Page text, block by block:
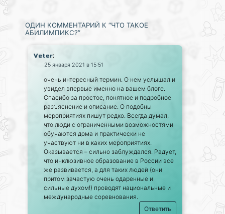
ОДИН КОММЕНТАРИЙ К “ЧТО ТАКОЕ
АБИЛИМПИКС?”
Veter:
25 января 2021 в 15:51
очень интересный термин. О нем услышал и
увидел впервые именно на вашем блоге.
Спасибо за простое, понятное и подробное
разъяснение и описание. О подобны
мероприятиях пишут редко. Всегда думал,
что люди с ограниченными возможностями
обучаются дома и практически не
участвуют ни в каких мероприятиях.
Оказывается – сильно заблуждался. Радует,
что инклюзивное образование в России все
же развивается, а для таких людей (они
притом зачастую очень одаренные и
сильные духом!) проводят национальные и
международные соревнования.
Ответить